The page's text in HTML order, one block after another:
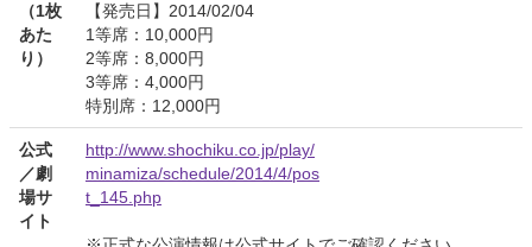
（1枚
あた
り）
【発売日】2014/02/04
1等席：10,000円
2等席：8,000円
3等席：4,000円
特別席：12,000円
公式
／劇
場サ
イト
http://www.shochiku.co.jp/play/
minamiza/schedule/2014/4/pos
t_145.php